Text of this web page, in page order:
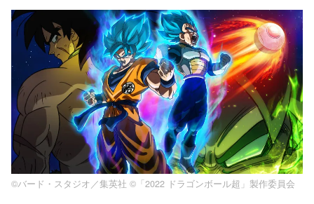
©バード・スタジオ／集英社 ©「2022 ドラゴンボール超」製作委員会